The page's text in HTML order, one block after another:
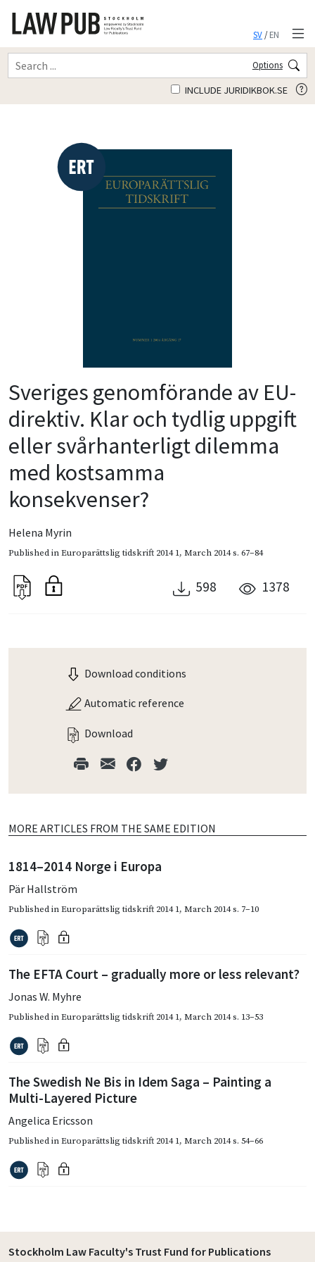
SV/EN
Options
INCLUDE JURIDIKBOK.SE
Sveriges genomförande av EU-
direktiv. Klar och tydlig uppgift
eller svårhanterligt dilemma
med kostsamma
konsekvenser?
Helena Myrin
Published inEuroparättslig tidskrift 2014 1, March 2014s. 67–84
598 1378
Download conditions
Automatic reference
Download
MORE ARTICLES FROM THE SAME EDITION
1814–2014 Norge i Europa
Pär Hallström
Published inEuroparättslig tidskrift 2014 1, March 2014s. 7–10
The EFTA Court – gradually more or less relevant?
Jonas W. Myhre
Published inEuroparättslig tidskrift 2014 1, March 2014s. 13–53
The Swedish Ne Bis in Idem Saga – Painting a
Multi-Layered Picture
Angelica Ericsson
Published inEuroparättslig tidskrift 2014 1, March 2014s. 54–66
Stockholm Law Faculty's Trust Fund for Publications